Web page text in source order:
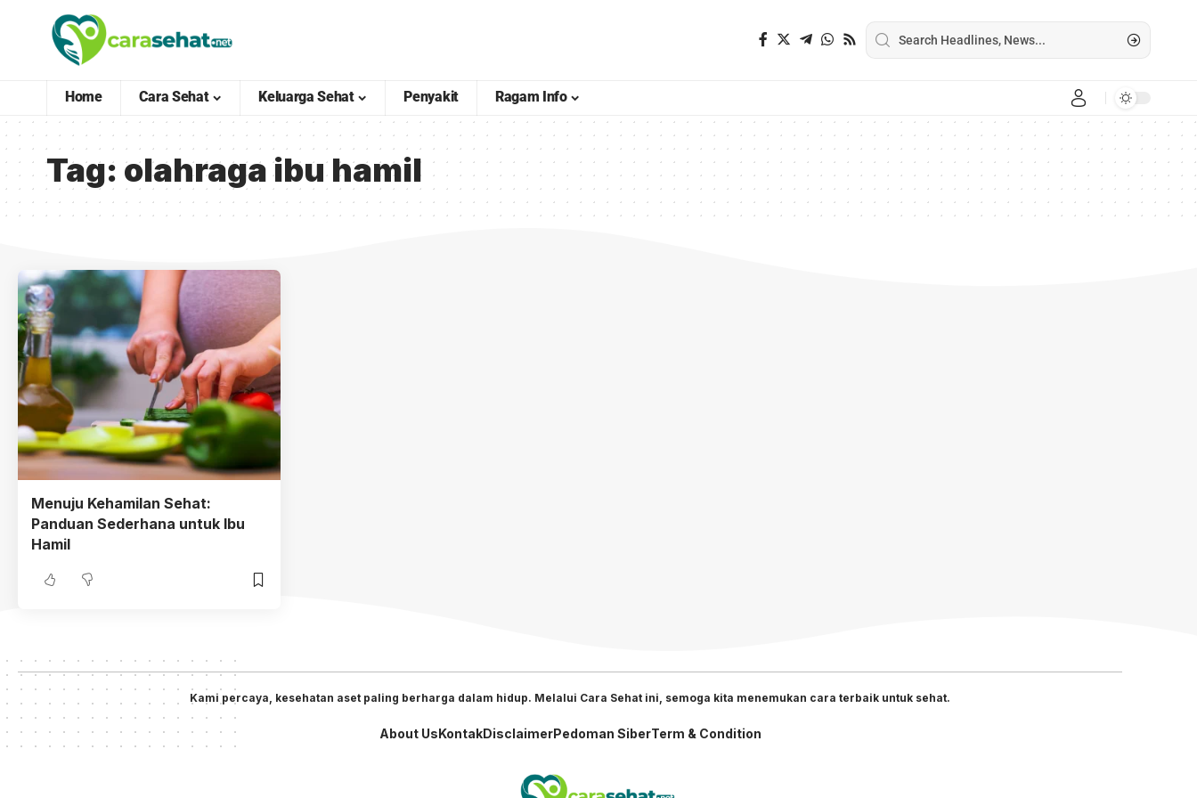
Home Cara Sehat Keluarga Sehat Penyakit Ragam Info
Tag: olahraga ibu hamil
Menuju Kehamilan Sehat:
Panduan Sederhana untuk Ibu
Hamil
Kami percaya, kesehatan aset paling berharga dalam hidup. Melalui Cara Sehat ini, semoga kita menemukan cara terbaik untuk sehat.
About UsKontakDisclaimerPedoman SiberTerm & Condition